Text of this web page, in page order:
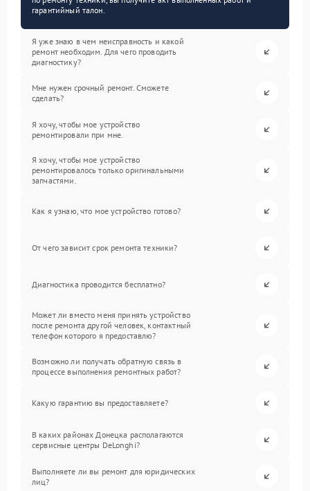
гарантийный талон.
Я уже знаю в чем неисправность и какой
ремонт необходим. Для чего проводить
диагностику?
Мне нужен срочный ремонт. Сможете
сделать?
Я хочу, чтобы мое устройство
ремонтировали при мне.
Я хочу, чтобы мое устройство
ремонтировалось только оригинальными
запчастями.
Как я узнаю, что мое устройство готово?
От чего зависит срок ремонта техники?
Диагностика проводится бесплатно?
Может ли вместо меня принять устройство
после ремонта другой человек, контактный
телефон которого я предоставлю?
Возможно ли получать обратную связь в
процессе выполнения ремонтных работ?
Какую гарантию вы предоставляете?
В каких районах Донецка располагаются
сервисные центры DeLonghi?
Выполняете ли вы ремонт для юридических
лиц?